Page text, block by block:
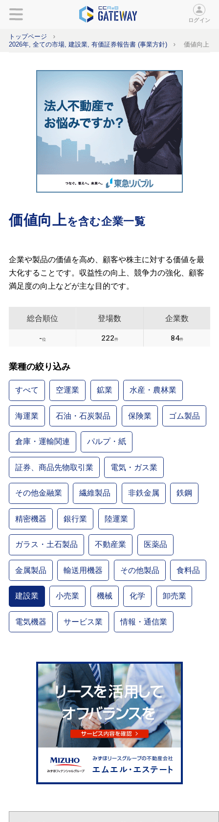
ログイン
トップページ
2026年, 全ての市場, 建設業, 有価証券報告書 (事業方針)
価値向上
価値向上を含む企業一覧
企業や製品の価値を高め、顧客や株主に対する価値を最
大化することです。収益性の向上、競争力の強化、顧客
満足度の向上などが主な目的です。
総合順位
-位
登場数
222件
企業数
84件
業種の絞り込み
すべて 空運業 鉱業 水産・農林業
海運業 石油・石炭製品 保険業 ゴム製品
倉庫・運輸関連 パルプ・紙
証券、商品先物取引業 電気・ガス業
その他金融業 繊維製品 非鉄金属 鉄鋼
精密機器 銀行業 陸運業
ガラス・土石製品 不動産業 医薬品
金属製品 輸送用機器 その他製品 食料品
建設業 小売業 機械 化学 卸売業
電気機器 サービス業 情報・通信業